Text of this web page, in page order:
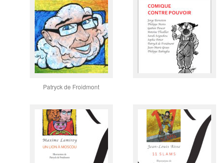
Patryck de Froidmont